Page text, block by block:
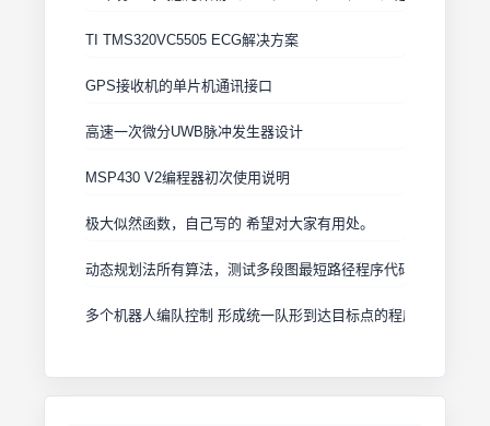
TI TMS320VC5505 ECG解决方案
GPS接收机的单片机通讯接口
高速一次微分UWB脉冲发生器设计
MSP430 V2编程器初次使用说明
极大似然函数，自己写的 希望对大家有用处。
动态规划法所有算法，测试多段图最短路径程序代码，测试
多个机器人编队控制 形成统一队形到达目标点的程序